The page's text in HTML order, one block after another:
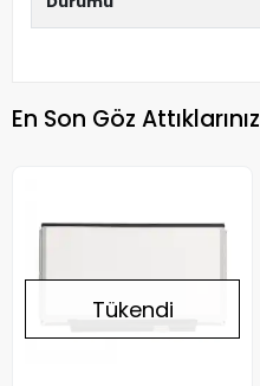
En Son Göz Attıklarınız
Tükendi